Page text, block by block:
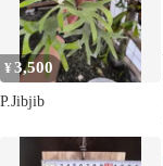
¥3,500
P.Jibjib